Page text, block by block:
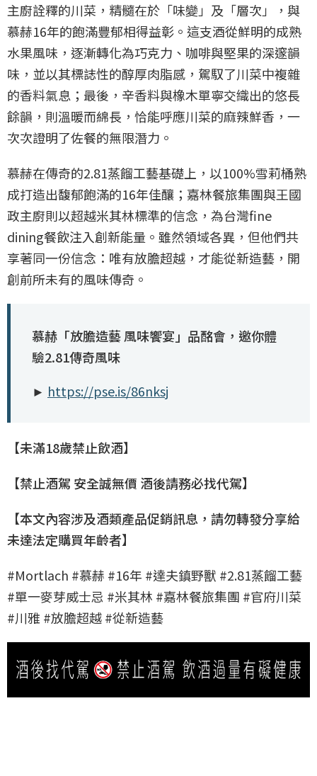
主廚詮釋的川菜，精髓在於「味變」及「層次」，與
慕赫16年的飽滿豐郁相得益彰。這支酒從鮮明的成熟
水果風味，逐漸轉化為巧克力、咖啡與堅果的深邃韻
味，並以其標誌性的醇厚肉脂感，駕馭了川菜中複雜
的香料氣息；最後，辛香料與橡木單寧交織出的悠長
餘韻，則溫暖而綿長，恰能呼應川菜的麻辣鮮香，一
次次證明了佐餐的無限潛力。
慕赫在傳奇的2.81蒸餾工藝基礎上，以100%雪莉桶熟
成打造出馥郁飽滿的16年佳釀；嘉林餐旅集團與王國
政主廚則以超越米其林標準的信念，為台灣fine
dining餐飲注入創新能量。雖然領域各異，但他們共
享著同一份信念：唯有放膽超越，才能從新造藝，開
創前所未有的風味傳奇。
慕赫「放膽造藝 風味饗宴」品酩會，邀你體
驗2.81傳奇風味
► https://pse.is/86nksj
【未滿18歲禁止飲酒】
【禁止酒駕 安全誠無價 酒後請務必找代駕】
【本文內容涉及酒類產品促銷訊息，請勿轉發分享給
未達法定購買年齡者】
#Mortlach #慕赫 #16年 #達夫鎮野獸 #2.81蒸餾工藝
#單一麥芽威士忌 #米其林 #嘉林餐旅集團 #官府川菜
#川雅 #放膽超越 #從新造藝